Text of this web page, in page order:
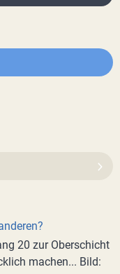
20 zur Oberschicht
machen... Bild: